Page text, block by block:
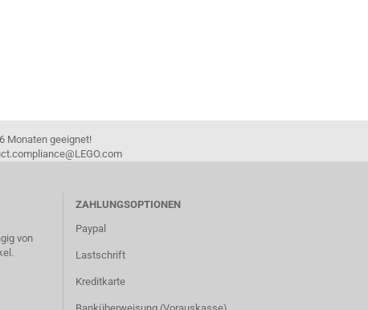
Monaten geeignet!
von
ZAHLUNGSOPTIONEN
Paypal
Lastschrift
Kreditkarte